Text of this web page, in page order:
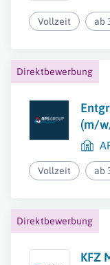
Vollzeit ab
Direktbewerbung
(m/
Vollzeit ab
Direktbewerbung
KFZ